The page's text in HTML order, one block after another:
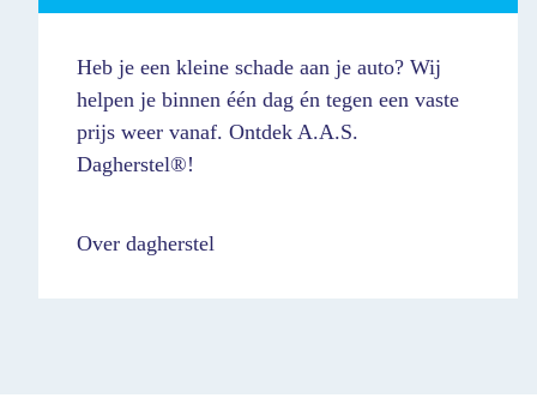
Heb je een kleine schade aan je auto? Wij
helpen je binnen één dag én tegen een vaste
prijs weer vanaf. Ontdek A.A.S.
Dagherstel®!
Over dagherstel